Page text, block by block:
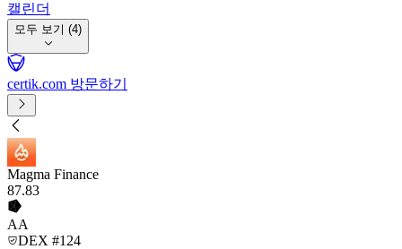
캘린더
모두 보기 (4)
certik.com 방문하기
Magma Finance
87.83
AA
DEX #124